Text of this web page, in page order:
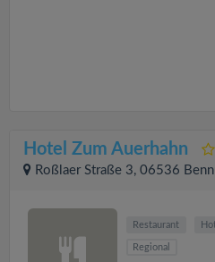
Hotel Zum Auerhahn
Roßlaer Straße 3, 06536
Restaurant
Regional